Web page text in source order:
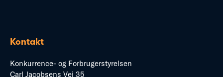
Kontakt
Konkurrence- og Forbrugerstyrelsen
Carl Jacobsens Vej 35